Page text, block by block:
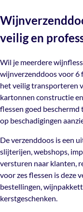
Verpakt
Artikelnummer
Verzendkosten:
€15 naar
Gratis verzending
Mail ons
wijnverzenddoos voor 6
voor het veilig
kartonnen constructie
de kans op
De verzenddoos is een
wijnwinkels, slijterijen,
bedrijven die wijn
medewerkers. Met
wijnpakketten,
De neutrale, blanco
mogelijkheden voor
sticker, verzendlabel of
ontwerp toe en creëer
veilig en
Wil je meerdere
wijnverzenddoos voor 6
het veilig transporteren
kartonnen constructie
flessen goed
op beschadigingen
De verzenddoos is een
slijterijen, webshops,
versturen naar klanten,
voor zes flessen is deze
bestellingen,
kerstgeschenken.